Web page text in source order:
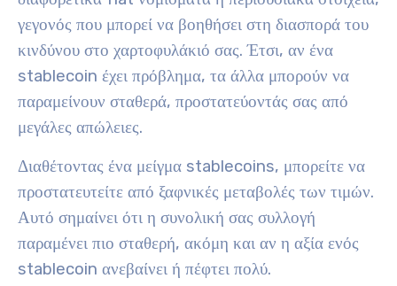
γεγονός που μπορεί να βοηθήσει στη διασπορά του
κινδύνου στο χαρτοφυλάκιό σας. Έτσι, αν ένα
stablecoin έχει πρόβλημα, τα άλλα μπορούν να
παραμείνουν σταθερά, προστατεύοντάς σας από
μεγάλες απώλειες.
Διαθέτοντας ένα μείγμα stablecoins, μπορείτε να
προστατευτείτε από ξαφνικές μεταβολές των τιμών.
Αυτό σημαίνει ότι η συνολική σας συλλογή
παραμένει πιο σταθερή, ακόμη και αν η αξία ενός
stablecoin ανεβαίνει ή πέφτει πολύ.